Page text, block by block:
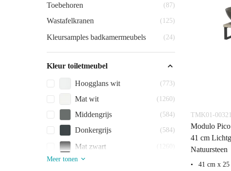
Toebehoren (87)
Wastafelkranen (125)
Kleursamples badkamermeubels (24)
Kleur toiletmeubel
Hoogglans wit (773)
Mat wit (1260)
Middengrijs (584)
Donkergrijs (584)
Mat zwart
Meer tonen
TMK01-00321
Modulo Pico
41 cm
Natuursteen
41 cm x